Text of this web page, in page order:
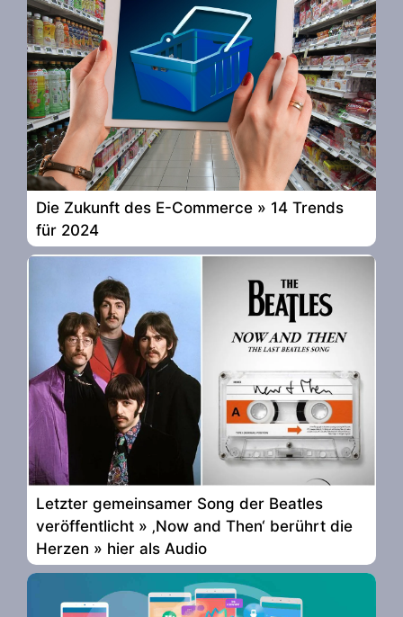
Die Zukunft des E-Commerce » 14 Trends
für 2024
Letzter gemeinsamer Song der Beatles
veröffentlicht » ‚Now and Then‘ berührt die
Herzen » hier als Audio